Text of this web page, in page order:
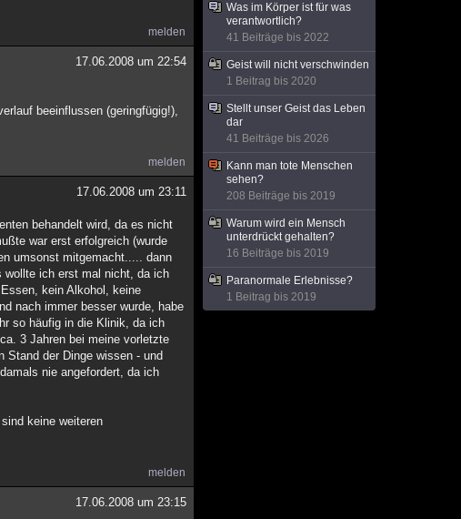
melden
17.06.2008 um 22:54
beeinflussen (geringfügig!),
melden
17.06.2008 um 23:11
behandelt wird, da es nicht
war erst erfolgreich (wurde
umsonst mitgemacht..... dann
wollte ich erst mal nicht, da ich
kein Alkohol, keine
nach immer besser wurde, habe
so häufig in die Klinik, da ich
3 Jahren bei meine vorletzte
Stand der Dinge wissen - und
nie angefordert, da ich
keine weiteren
melden
17.06.2008 um 23:15
Was im Körper ist für was
verantwortlich?
41 Beiträge bis 2022
Geist will nicht verschwinden
1 Beitrag bis 2020
Stellt unser Geist das Leben
dar
41 Beiträge bis 2026
Kann man tote Menschen
sehen?
208 Beiträge bis 2019
Warum wird ein Mensch
unterdrückt gehalten?
16 Beiträge bis 2019
Paranormale Erlebnisse?
1 Beitrag bis 2019